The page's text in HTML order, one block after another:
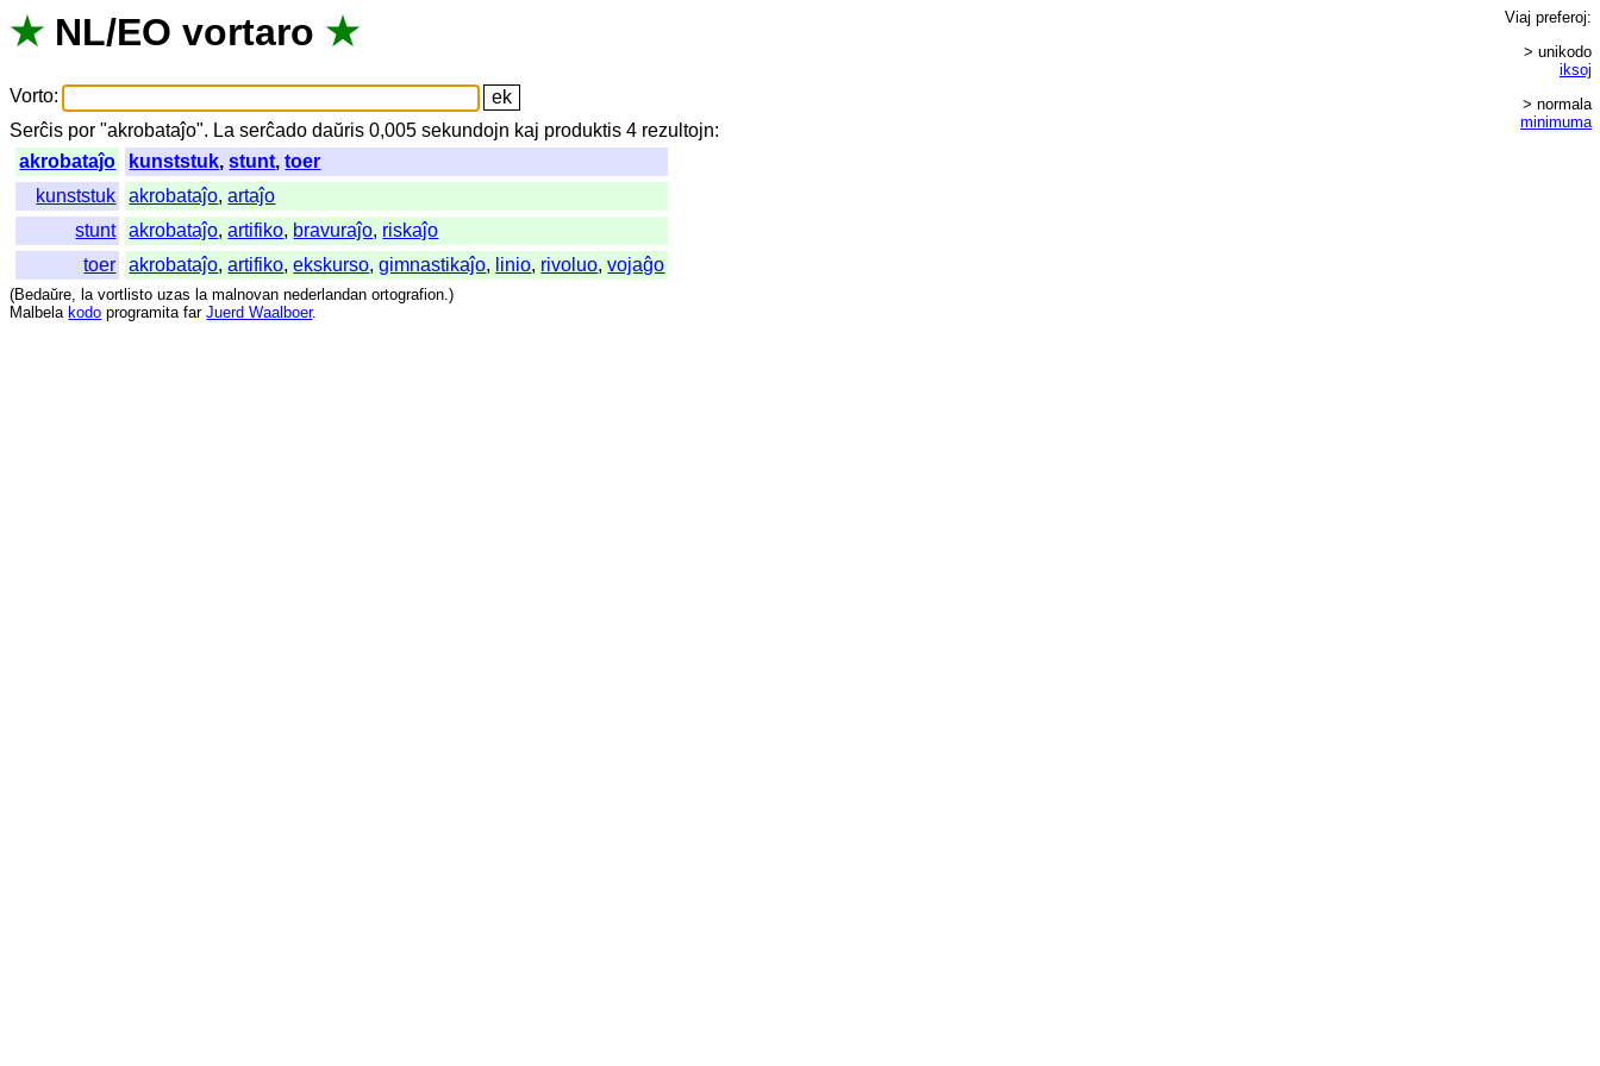
★ NL/EO vortaro ★
Vorto:
Serĉis por "akrobataĵo". La serĉado daŭris 0,005sekundojn kaj produktis 4 rezultojn:
akrobataĵo
kunststuk,stunt,toer
kunststuk
akrobataĵo,artaĵo
stunt
akrobataĵo,artifiko, bravuraĵo, riskaĵo
toer
akrobataĵo,artifiko,ekskurso,gimnastikaĵo, linio, rivoluo,vojaĝo
Viaj preferoj:
> unikodo
iksoj
> normala
minimuma
(Bedaŭre, la vortlisto uzas la malnovan nederlandan ortografion.)
Malbela kodo programita far Juerd Waalboer.